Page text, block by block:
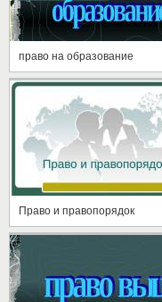
право на образование
Право и правопорядок